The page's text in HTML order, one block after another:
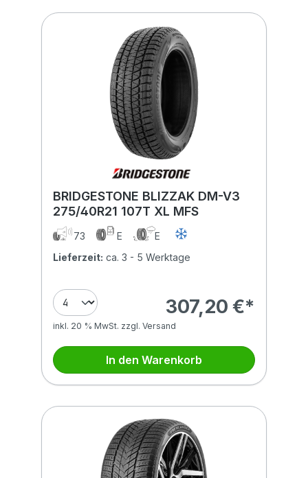
BRIDGESTONE BLIZZAK DM-V3
275/40R21 107T XL MFS
73 E
E
Lieferzeit: ca. 3 - 5 Werktage
307,20 €*
inkl. 20 % MwSt. zzgl. Versand
In den Warenkorb